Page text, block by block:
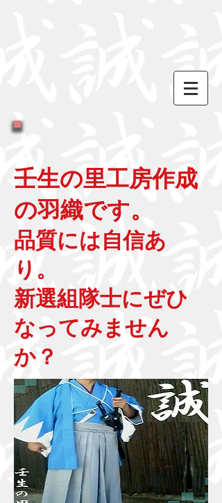
壬生の里工房作成
の羽織です。
品質には自信あ
り。
新選組隊士にぜひ
なってみません
か？